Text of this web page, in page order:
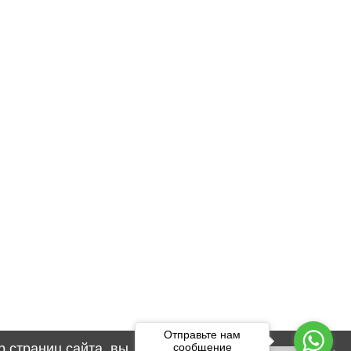
Отправьте нам
сообщение